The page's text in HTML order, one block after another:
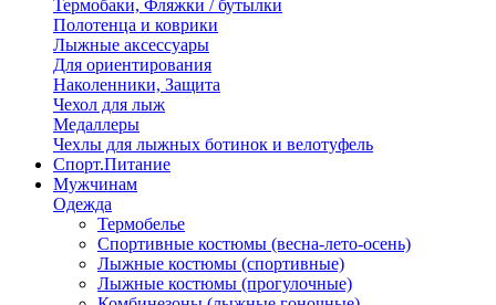
Термобаки, Фляжки / бутылки
Полотенца и коврики
Лыжные аксессуары
Для ориентирования
Наколенники, Защита
Чехол для лыж
Медаллеры
Чехлы для лыжных ботинок и велотуфель
Спорт.Питание
Мужчинам
Одежда
Термобелье
Спортивные костюмы (весна-лето-осень)
Лыжные костюмы (спортивные)
Лыжные костюмы (прогулочные)